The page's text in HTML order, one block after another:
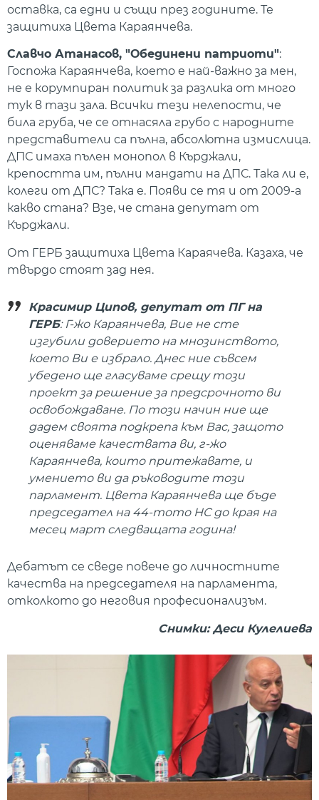
оставка, са едни и същи през годините. Те
защитиха Цвета Караянчева.
Славчо Атанасов, "Обединени патриоти":
Госпожа Караянчева, което е най-важно за мен,
не е корумпиран политик за разлика от много
тук в тази зала. Всички тези нелепости, че
била груба, че се отнасяла грубо с народните
представители са пълна, абсолютна измислица.
ДПС имаха пълен монопол в Кърджали,
крепостта им, пълни мандати на ДПС. Така ли е,
колеги от ДПС? Така е. Появи се тя и от 2009-а
какво стана? Взе, че стана депутат от
Кърджали.
От ГЕРБ защитиха Цвета Караячева. Казаха, че
твърдо стоят зад нея.
Красимир Ципов, депутат от ПГ на
ГЕРБ: Г-жо Караянчева, Вие не сте
изгубили доверието на мнозинството,
което Ви е избрало. Днес ние съвсем
убедено ще гласуваме срещу този
проект за решение за предсрочното ви
освобождаване. По този начин ние ще
дадем своята подкрепа към Вас, защото
оценяваме качествата ви, г-жо
Караянчева, които притежавате, и
умението ви да ръководите този
парламент. Цвета Караянчева ще бъде
председател на 44-тото НС до края на
месец март следващата година!
Дебатът се сведе повече до личностните
качества на председателя на парламента,
отколкото до неговия професионализъм.
Снимки: Деси Кулелиева